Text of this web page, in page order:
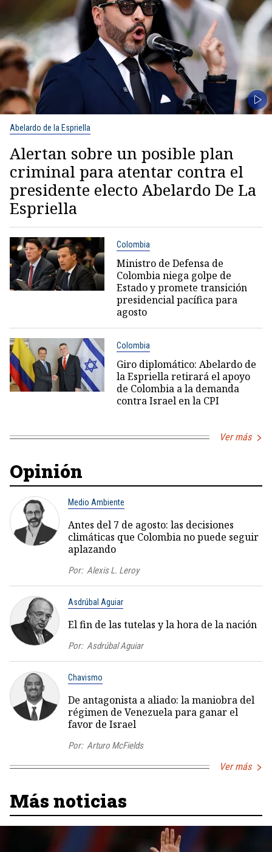
Abelardo de la Espriella
Alertan sobre un posible plan
criminal para atentar contra el
presidente electo Abelardo De La
Espriella
Colombia
Ministro de Defensa de
Colombia niega golpe de
Estado y promete transición
presidencial pacífica para
agosto
Colombia
Giro diplomático: Abelardo de
la Espriella retirará el apoyo
de Colombia a la demanda
contra Israel en la CPI
Ver más
Opinión
Medio Ambiente
Antes del 7 de agosto: las decisiones
climáticas que Colombia no puede seguir
aplazando
Por: Alexis L. Leroy
Asdrúbal Aguiar
El fin de las tutelas y la hora de la nación
Por: Asdrúbal Aguiar
Chavismo
De antagonista a aliado: la maniobra del
régimen de Venezuela para ganar el
favor de Israel
Por: Arturo McFields
Ver más
Más noticias